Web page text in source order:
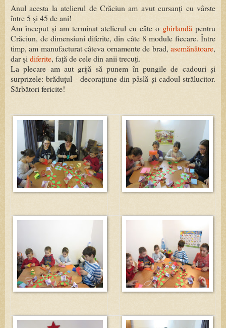
Anul acesta la atelierul de Crăciun am avut cursanți cu vârste
între 5 și 45 de ani!
Am început și am terminat atelierul cu câte o ghirlandă pentru
Crăciun, de dimensiuni diferite, din câte 8 module fiecare. Între
timp, am manufacturat câteva ornamente de brad, asemănătoare,
dar șidiferite, față de cele din anii trecuți.
La plecare am aut grijă să punem în pungile de cadouri și
surprizele: brăduțul - decorațiune din pâslă și cadoul strălucitor.
Sărbători fericite!